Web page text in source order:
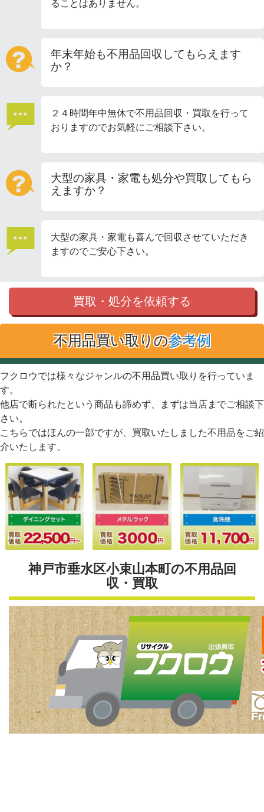
ることはありません。
年末年始も不用品回収してもらえます
か？
２４時間年中無休で不用品回収・買取を行って
おりますのでお気軽にご相談下さい。
大型の家具・家電も処分や買取してもら
えますか？
大型の家具・家電も喜んで回収させていただき
ますのでご安心下さい。
買取・処分を依頼する
不用品買い取りの参考例
フクロウでは様々なジャンルの不用品買い取りを行っていま
す。
他店で断られたという商品も諦めず、まずは当店までご相談下
さい。
こちらではほんの一部ですが、買取いたしました不用品をご紹
介いたします。
神戸市垂水区小束山本町の不用品回
収・買取